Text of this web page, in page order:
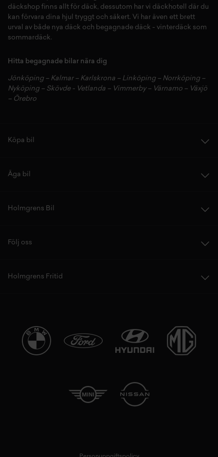
däckshop finns allt för däck, dessutom har vi däckhotell där du
kan förvara dina hjul tryggt och säkert. Vi har även ett brett
urval av både nya däck och begagnade däck - vinterdäck som
sommardäck.
Hitta begagnade bilar nära dig
Jönköping– Kalmar – Karlskrona – Linköping– Norrköping–
Nyköping– Skövde- Vetlanda – Vimmerby– Värnamo – Växjö
– Örebro
Köpa bil
Äga bil
Holmgrens Bil
Följ oss
Holmgrens Fritid